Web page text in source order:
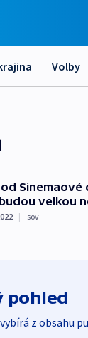
Volby
velkou
| sov
pohled
z obsahu